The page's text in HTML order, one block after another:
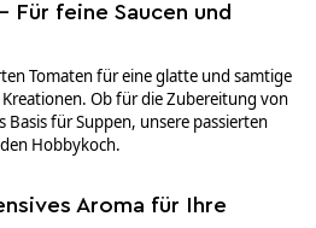
Für feine Saucen und
Tomaten für eine glatte und samtige
Ob für die Zubereitung von
Basis für Suppen, unsere passierten
Hobbykoch.
Aroma für Ihre